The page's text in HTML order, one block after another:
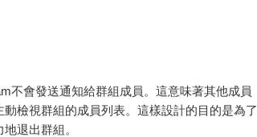
不會發送通知給群組成員。這意味著其他成員
檢視群組的成員列表。這樣設計的目的是為了
退出群組。